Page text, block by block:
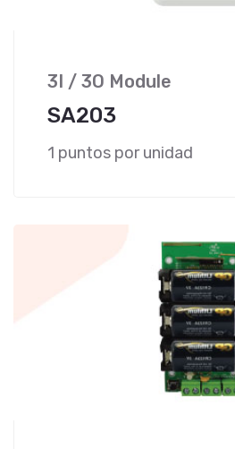
3I / 3O Module
SA203
1 puntos por unidad